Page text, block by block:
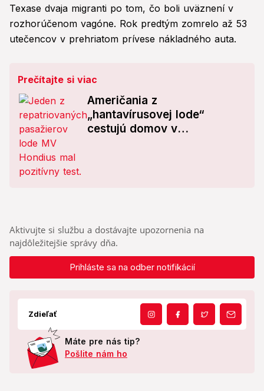
Texase dvaja migranti po tom, čo boli uväznení v
rozhorúčenom vagóne. Rok predtým zomrelo až 53
utečencov v prehriatom prívese nákladného auta.
Prečítajte si viac
Američania z
„hantavírusovej lode“
cestujú domov v
Aktivujte si službu a dostávajte upozornenia na
najdôležitejšie správy dňa.
Prihláste sa na odber notifikácií
Zdieľať
Máte pre nás tip?
Pošlite nám ho